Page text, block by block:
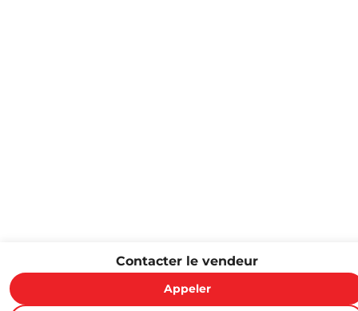
Contacter le vendeur
Appeler